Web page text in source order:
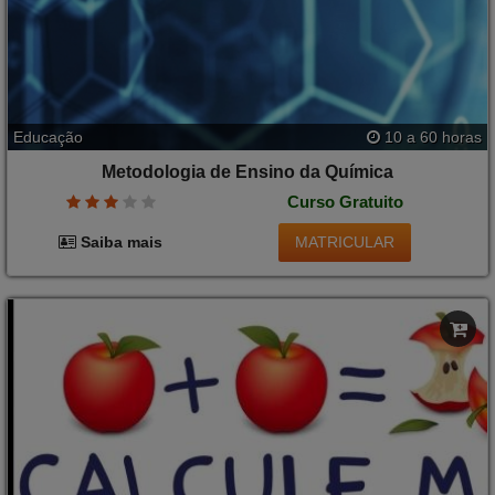
Educação 10 a 60 horas
Metodologia de Ensino da Química
Curso Gratuito
Saiba mais MATRICULAR